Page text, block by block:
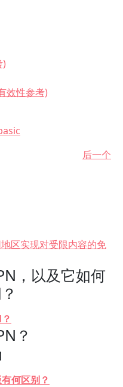
)
效性参考)
后一个
区实现对受限内容的免
，以及它如何
？
何区别？